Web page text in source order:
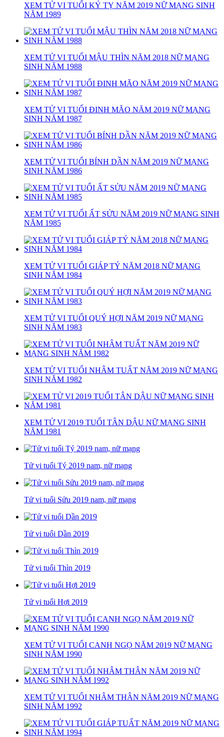
XEM TỬ VI TUỔI KỶ TỴ NĂM 2019 NỮ MẠNG SINH
NĂM 1989
XEM TỬ VI TUỔI MẬU THÌN NĂM 2018 NỮ MẠNG
SINH NĂM 1988
XEM TỬ VI TUỔI ĐINH MÃO NĂM 2019 NỮ MẠNG
SINH NĂM 1987
XEM TỬ VI TUỔI BÍNH DẦN NĂM 2019 NỮ MẠNG
SINH NĂM 1986
XEM TỬ VI TUỔI ẤT SỬU NĂM 2019 NỮ MẠNG SINH
NĂM 1985
XEM TỬ VI TUỔI GIÁP TÝ NĂM 2018 NỮ MẠNG
SINH NĂM 1984
XEM TỬ VI TUỔI QUÝ HỢI NĂM 2019 NỮ MẠNG
SINH NĂM 1983
XEM TỬ VI TUỔI NHÂM TUẤT NĂM 2019 NỮ MẠNG
SINH NĂM 1982
XEM TỬ VI 2019 TUỔI TÂN DẬU NỮ MẠNG SINH
NĂM 1981
Tử vi tuổi Tý 2019 nam, nữ mạng
Tử vi tuổi Sửu 2019 nam, nữ mạng
Tử vi tuổi Dần 2019
Tử vi tuổi Thìn 2019
Tử vi tuổi Hợi 2019
XEM TỬ VI TUỔI CANH NGỌ NĂM 2019 NỮ MẠNG
SINH NĂM 1990
XEM TỬ VI TUỔI NHÂM THÂN NĂM 2019 NỮ MẠNG
SINH NĂM 1992